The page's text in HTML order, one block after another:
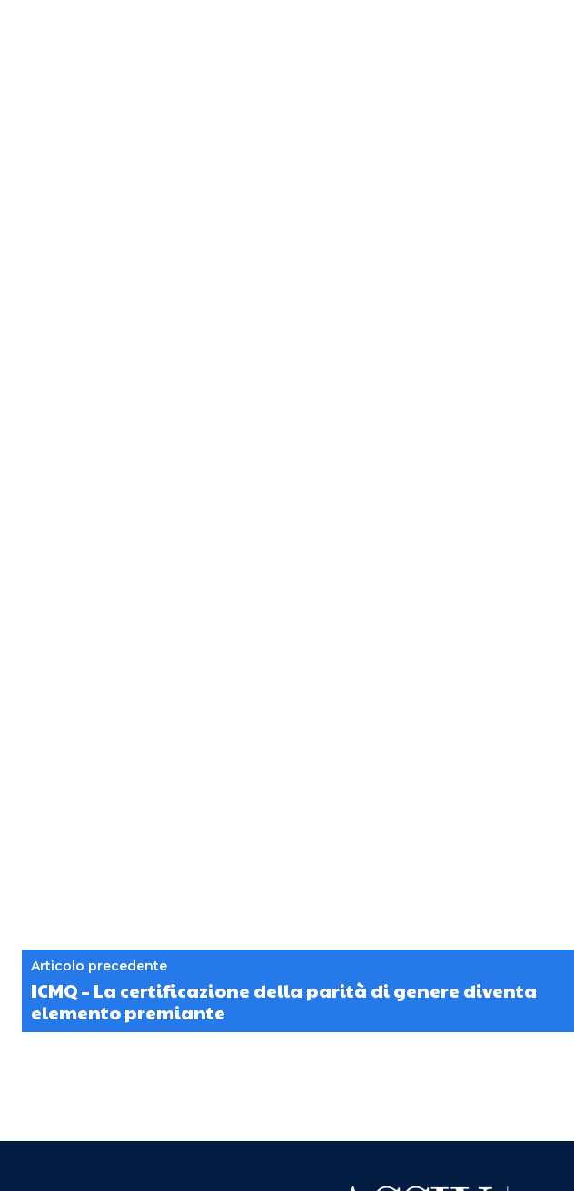
Articolo precedente
ICMQ – La certificazione della parità di genere diventa
elemento premiante